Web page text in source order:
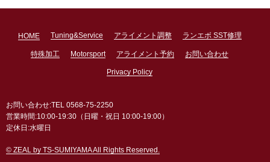
HOME Tuning&Service アライメント調整 ランエボ SST修理
特殊加工 Motorsport アライメント予約 お問い合わせ
Privacy Policy
お問い合わせ:TEL 0568-75-2250
営業時間:10:00-19:30（日曜・祝日 10:00-19:00）
定休日:水曜日
© ZEAL by TS-SUMIYAMA All Rights Reserved.